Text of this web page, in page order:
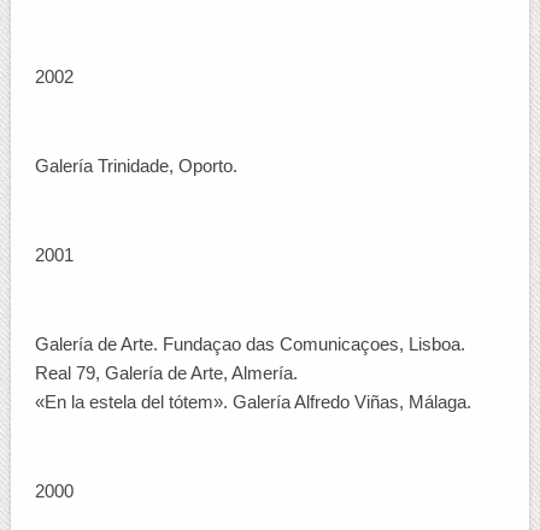
2002
Galería Trinidade, Oporto.
2001
Galería de Arte. Fundaçao das Comunicaçoes, Lisboa.
Real 79, Galería de Arte, Almería.
«En la estela del tótem». Galería Alfredo Viñas, Málaga.
2000